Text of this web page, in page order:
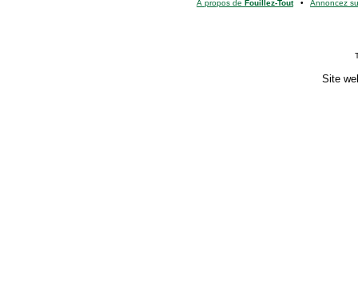
À propos de Fouillez-Tout• Annoncez
Site